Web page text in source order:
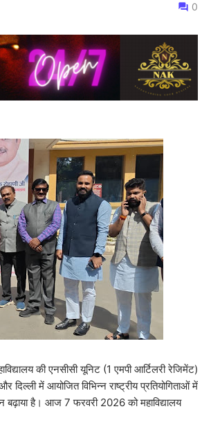
0
की एनसीसी यूनिट (1 एमपी आर्टिलरी रेजिमेंट)
में आयोजित विभिन्न राष्ट्रीय प्रतियोगिताओं में
है। आज 7 फरवरी 2026 को महाविद्यालय